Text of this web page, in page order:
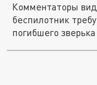
Комментаторы
беспилотник
погибшего